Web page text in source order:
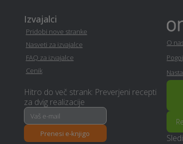
- Murska-
sobota
oči - Murska-
sobota
- Murska-sobota
čistilnica, pralnica -
Murska-sobota
Rušitvena dela -
sobota
hiše na ključ -
Murska-sobota
Izdelava in montaža
Murska-sobota
Izvajalci
Pridobi nove stranke
Nasveti za izvajalce
FAQ za izvajalce
Cenik
Hitro do več strank: Preverjeni recepti
za dvig realizacije
Prenesi e-knjigo
O